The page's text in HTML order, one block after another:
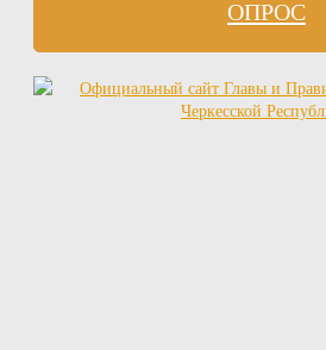
ОПРОС